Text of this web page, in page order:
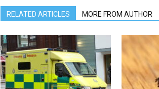
RELATED ARTICLES MORE FROM AUTHOR